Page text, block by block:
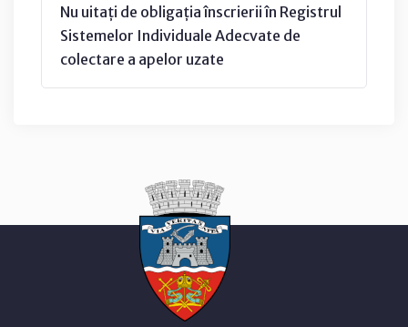
Nu uitați de obligația înscrierii în Registrul
Sistemelor Individuale Adecvate de
colectare a apelor uzate